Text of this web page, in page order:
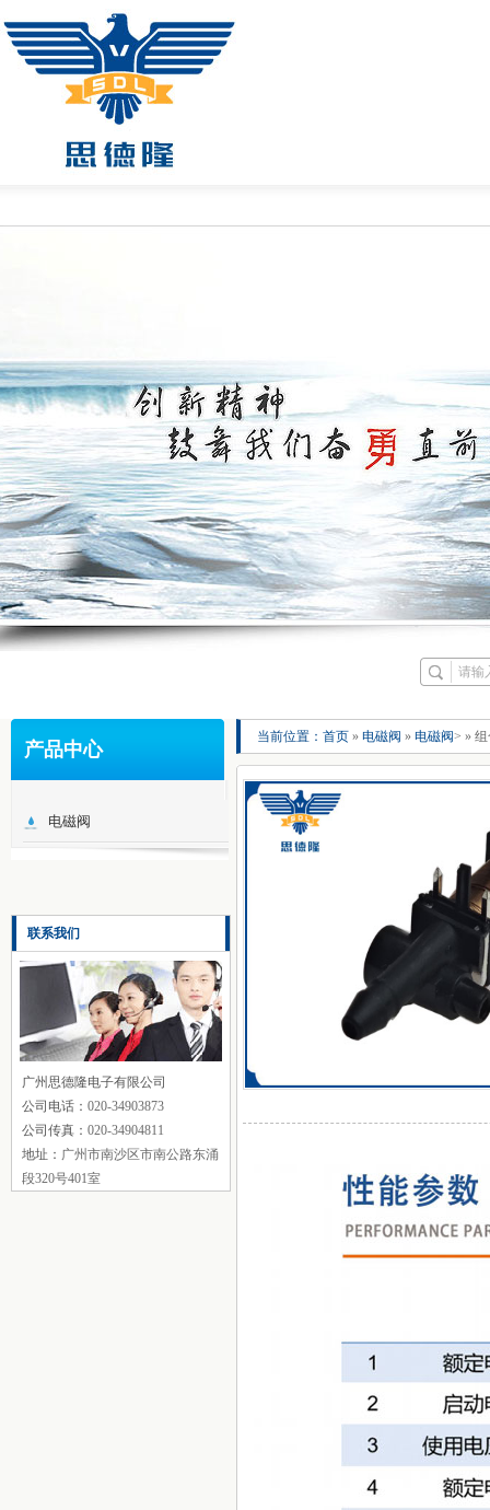
产品中心
电磁阀
联系我们
广州思德隆电子有限公司
公司电话： 020-34903873
公司传真： 020-34904811
地址： 广州市南沙区市南公路东涌
段320号401室
当前位置： 首页 » 电磁阀 » 电磁阀> »